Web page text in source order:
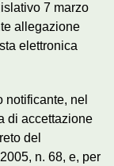
7 marzo
allegazione
elettronica
notificante, nel
di accettazione
del
n. 68, e, per